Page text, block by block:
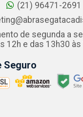
(21) 96471-2691
de segunda a
12h e das 13h30 às
Seguro